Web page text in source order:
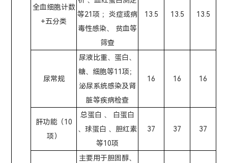
全血细胞计数
+五分类
等21项 ；炎症或病
毒性感染、 贫血等
筛查
13.5 13.5 13.5
尿常规
尿液比重、蛋白、
糖、细胞等11项；
泌尿系统感染及肾
脏等疾病检查
16 16 16
肝功能（10
项）
总蛋白 、 白蛋白
、球蛋白 、胆红素
等10项
37 37 37
主要用于胆固醇、